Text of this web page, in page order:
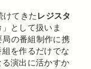
けてきた レジスタ
として扱いま
の番組制作に携
を作るだけでな
演出に活かすか